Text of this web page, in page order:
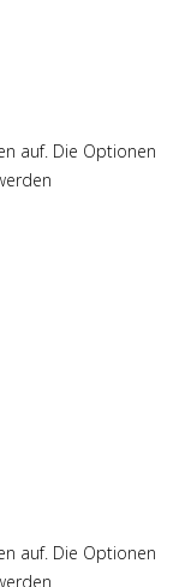
auf. Die Optionen
auf. Die Optionen